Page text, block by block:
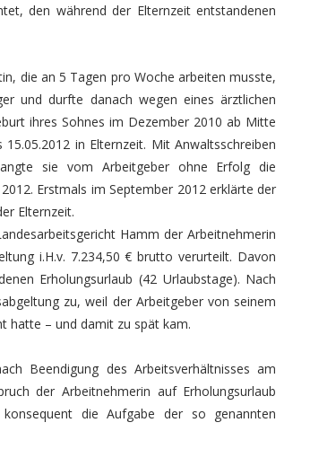
den während der Elternzeit entstandenen
die an 5 Tagen pro Woche arbeiten musste,
und durfte danach wegen eines ärztlichen
ihres Sohnes im Dezember 2010 ab Mitte
in Elternzeit. Mit Anwaltsschreiben
sie vom Arbeitgeber ohne Erfolg die
Erstmals im September 2012 erklärte der
Elternzeit.
Hamm der Arbeitnehmerin
i.H.v. 7.234,50 € brutto verurteilt. Davon
Erholungsurlaub (42 Urlaubstage). Nach
zu, weil der Arbeitgeber von seinem
hatte – und damit zu spät kam.
Beendigung des Arbeitsverhältnisses am
der Arbeitnehmerin auf Erholungsurlaub
die Aufgabe der so genannten